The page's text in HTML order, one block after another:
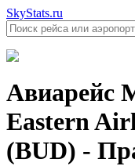
SkyStats.ru
Авиарейс
Eastern
(BUD) -